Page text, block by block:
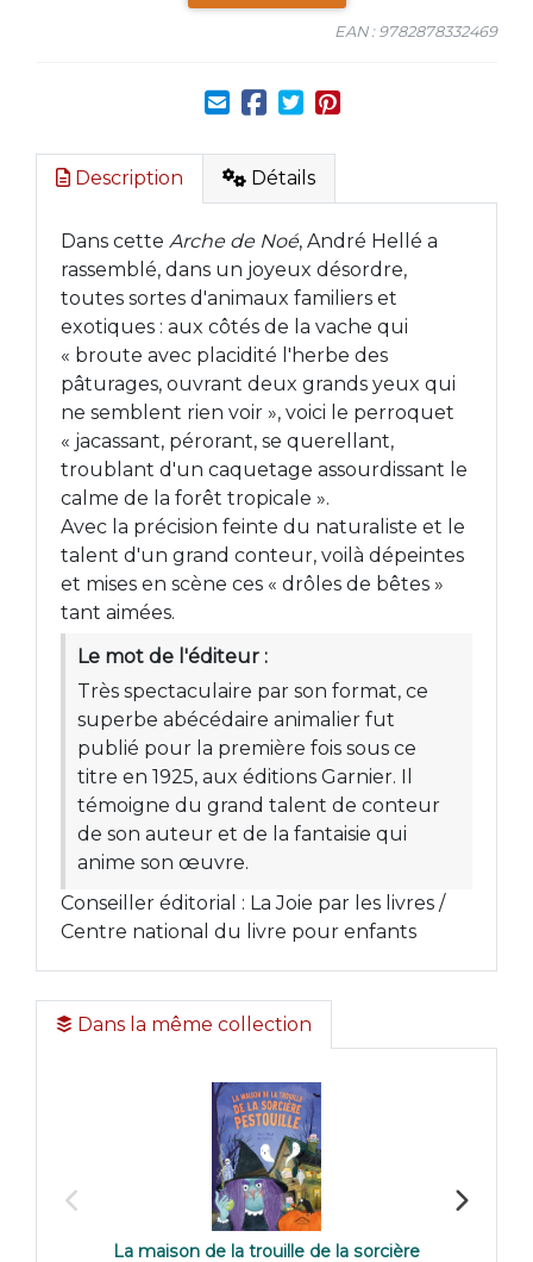
EAN : 9782878332469
Description Détails
Dans cette Arche de Noé, André Hellé a
rassemblé, dans un joyeux désordre,
toutes sortes d'animaux familiers et
exotiques : aux côtés de la vache qui
« broute avec placidité l'herbe des
pâturages, ouvrant deux grands yeux qui
ne semblent rien voir », voici le perroquet
« jacassant, pérorant, se querellant,
troublant d'un caquetage assourdissant le
calme de la forêt tropicale ».
Avec la précision feinte du naturaliste et le
talent d'un grand conteur, voilà dépeintes
et mises en scène ces « drôles de bêtes »
tant aimées.
Le mot de l'éditeur :
Très spectaculaire par son format, ce
superbe abécédaire animalier fut
publié pour la première fois sous ce
titre en 1925, aux éditions Garnier. Il
témoigne du grand talent de conteur
de son auteur et de la fantaisie qui
anime son œuvre.
Conseiller éditorial : La Joie par les livres /
Centre national du livre pour enfants
Dans la même collection
La maison de la trouille de la sorcière